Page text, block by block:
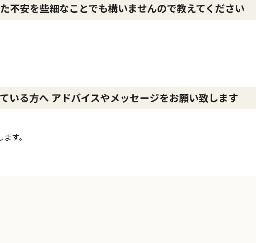
不安を些細なことでも構いませんので教えてください
いる方へ アドバイスやメッセージをお願い致します
す。